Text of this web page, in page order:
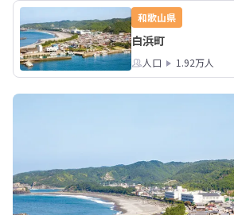
和歌山県
白浜町
人口 1.92万人